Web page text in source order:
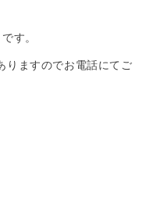
す。
りますのでお電話にてご